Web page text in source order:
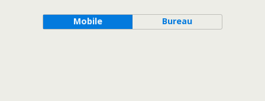
Mobile Bureau